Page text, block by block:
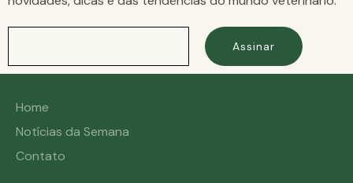
Assinar
Home
Notícias da Semana
Contato